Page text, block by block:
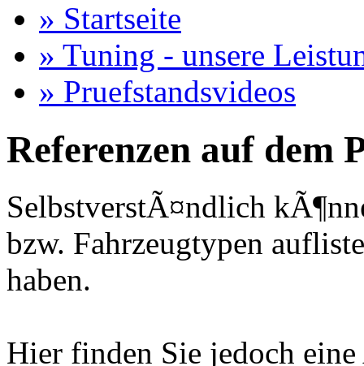
» Startseite
» Tuning - unsere
» Pruefstandsvideos
Referenzen auf dem
SelbstverstÃ¤ndlich
bzw. Fahrzeugtypen
haben.
Hier finden Sie jedoch